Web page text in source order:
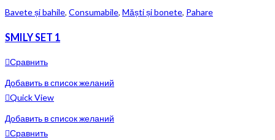
Bavete și bahile, Consumabile, Măști și bonete, Pahare
SMILY SET 1
Сравнить
Добавить в список желаний
Quick View
Добавить в список желаний
Сравнить